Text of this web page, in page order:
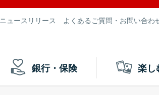
ニュースリリース よくあるご質問・お問い合わ
銀行・保険 楽し